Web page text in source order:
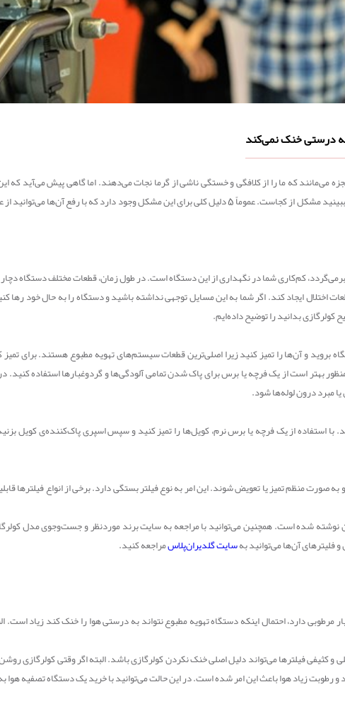
می‌مانند که ما را از کلافگی و خستگی ناشی از گرما نجات می‌دهند. اما گاهی پیش می‌آید که
خنک کند. در چنین مواقعی باید دستگاه را بررسی کنید و ببینید مشکل از کجاست. عموماً 5 دلیل کلی
کم‌کاری شما در نگهداری از این دستگاه است. در طول زمان، قطعات مختلف دستگاه
اختلال ایجاد کند. اگر شما به این مسایل توجهی نداشته باشید و دستگاه را به حال خود
کولرگازی بدانید را توضیح داده‌ایم.
بروید و آن‌ها را تمیز کنید زیرا اصلی‌ترین قطعات سیستم‌های تهویه مطبوع هستند. برای
بهتر است از یک فرچه یا برس برای پاک شدن تمامی آلودگی‌ها و گردوغبارها استفاده
مبرد درون لوله‌ها شود.
با استفاده از یک فرچه یا برس نرم، کویل‌ها را تمیز کنید و سپس اسپری پاک‌کننده‌ی کویل
صورت منظم تمیز یا تعویض شوند. این امر به نوع فیلتر بستگی دارد. برخی از انواع
نوشته شده است. همچنین می‌توانید با مراجعه به سایت برند موردنظر و جست‌وجوی مدل
فلیترهای آن‌ها می‌توانید بهسایت گلدیران‌پلاسمراجعه کنید.
دارد، احتمال اینکه دستگاه تهویه مطبوع نتواند به درستی هوا را خنک کند زیاد است.
و کثیفی فیلترها می‌تواند دلیل اصلی خنک نکردن کولرگازی باشد. البته اگر وقتی
زیاد هوا باعث این امر شده است. در این حالت می‌توانید با خرید یک دستگاه تصفیه